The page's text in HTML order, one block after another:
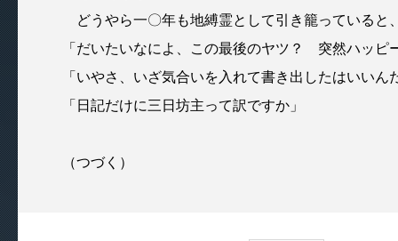
どうやら一〇年も地縛霊として引き籠っていると
「だいたいなによ、この最後のヤツ？ 突然ハッ
「いやさ、いざ気合いを入れて書き出したはいい
「日記だけに三日坊主って訳ですか」
（つづく）